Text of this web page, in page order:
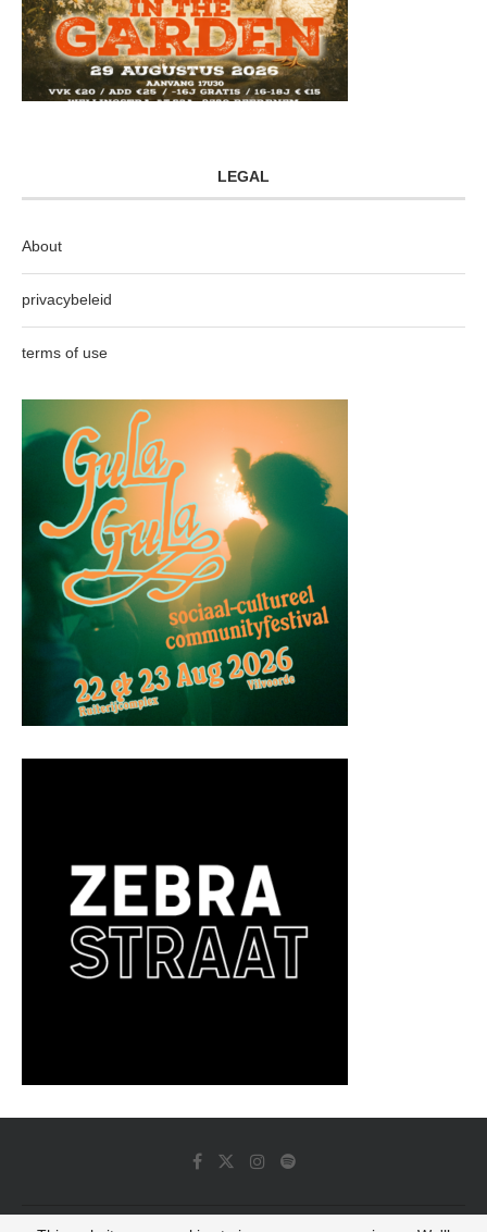
LEGAL
About
privacybeleid
terms of use